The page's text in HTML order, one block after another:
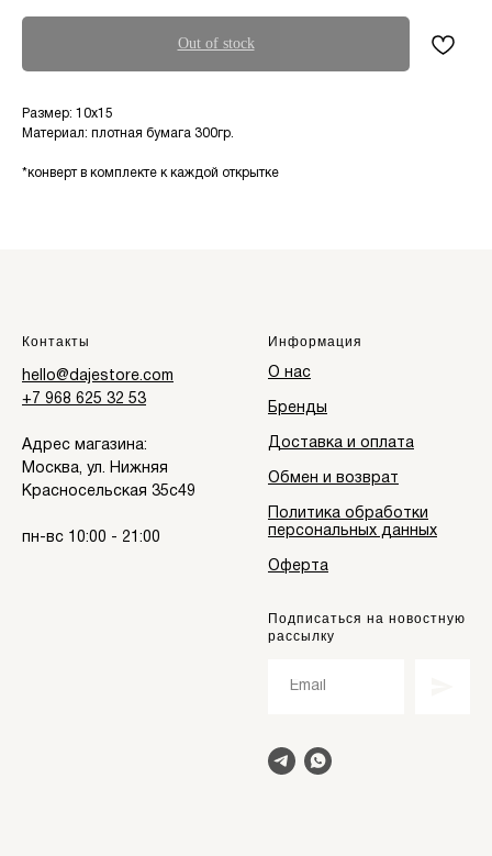
Out of stock
Размер: 10х15
Материал: плотная бумага 300гр.
*конверт в комплекте к каждой открытке
Контакты
hello@dajestore.com
+7 968 625 32 53
Адрес магазина:
Москва, ул. Нижняя
Красносельская 35с49
пн-вс 10:00 - 21:00
Информация
О нас
Бренды
Доставка и оплата
Обмен и возврат
Политика обработки
персональных данных
Оферта
Подписаться на новостную
рассылку